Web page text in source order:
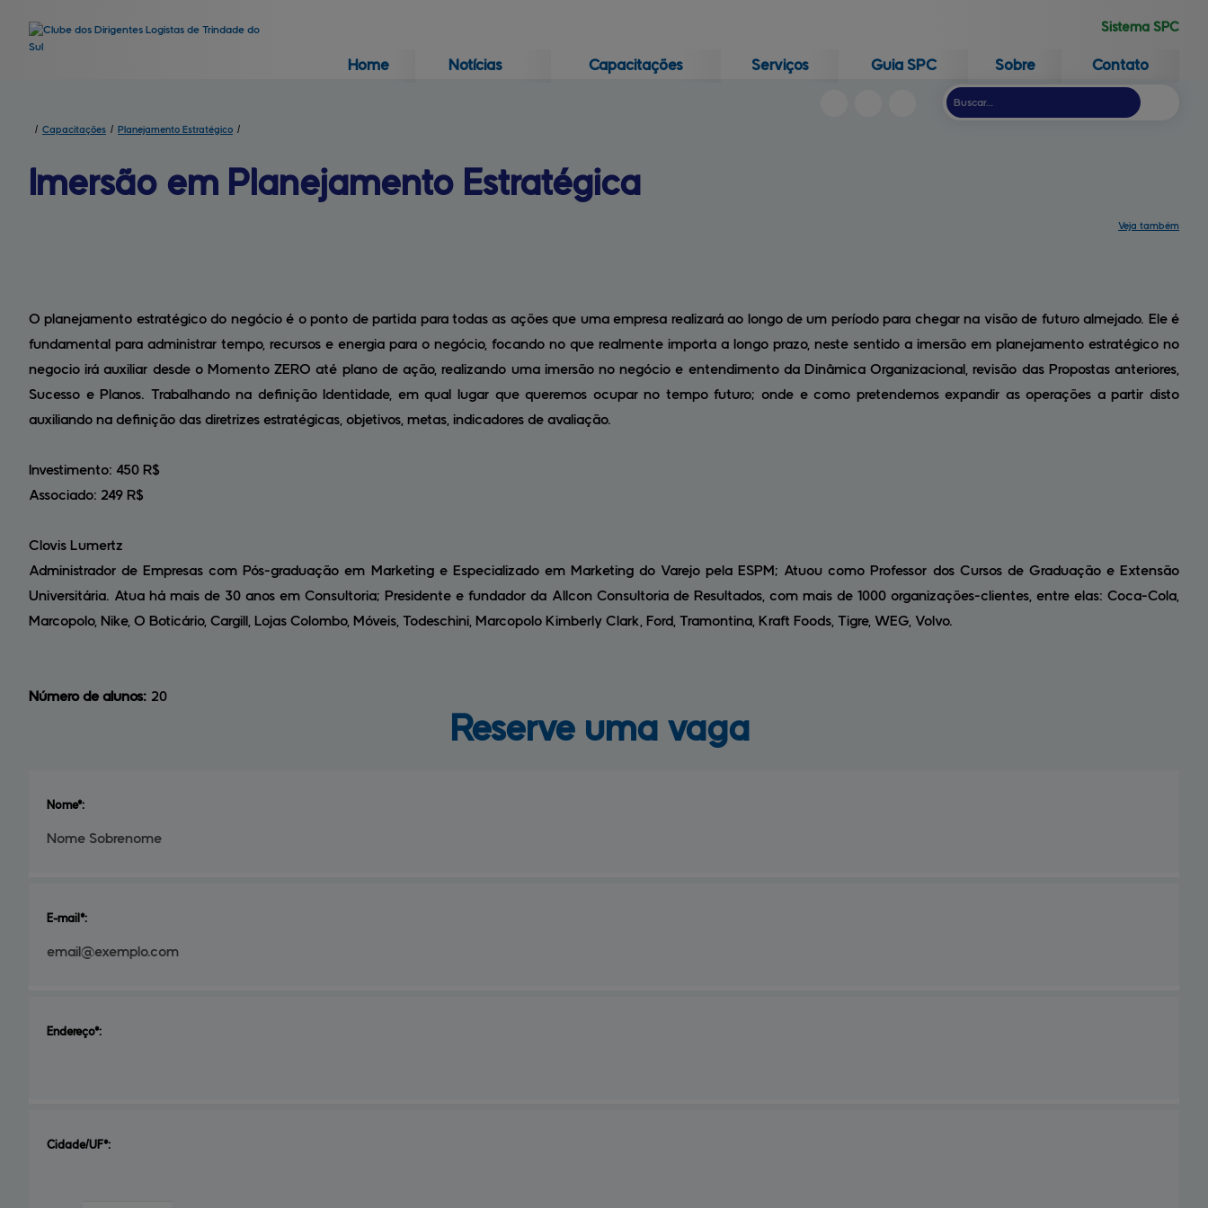
Home Notícias Capacitações Serviços Guia SPC Sobre Contato
Sistema SPC
/ Capacitações / Planejamento Estratégico /
Imersão em Planejamento Estratégica
Veja também
O planejamento estratégico do negócio é o ponto de partida para todas as ações que uma empresa realizará ao longo de um período para chegar na visão de futuro almejado. Ele é
fundamental para administrar tempo, recursos e energia para o negócio, focando no que realmente importa a longo prazo, neste sentido a imersão em planejamento estratégico no
negocio irá auxiliar desde o Momento ZERO até plano de ação, realizando uma imersão no negócio e entendimento da Dinâmica Organizacional, revisão das Propostas anteriores,
Sucesso e Planos. Trabalhando na definição Identidade, em qual lugar que queremos ocupar no tempo futuro; onde e como pretendemos expandir as operações a partir disto
auxiliando na definição das diretrizes estratégicas, objetivos, metas, indicadores de avaliação.
Investimento: 450 R$
Associado: 249 R$
Clovis Lumertz
Administrador de Empresas com Pós-graduação em Marketing e Especializado em Marketing do Varejo pela ESPM; Atuou como Professor dos Cursos de Graduação e Extensão
Universitária. Atua há mais de 30 anos em Consultoria; Presidente e fundador da Allcon Consultoria de Resultados, com mais de 1000 organizações-clientes, entre elas: Coca-Cola,
Marcopolo, Nike, O Boticário, Cargill, Lojas Colombo, Móveis, Todeschini, Marcopolo Kimberly Clark, Ford, Tramontina, Kraft Foods, Tigre, WEG, Volvo.
Número de alunos: 20
Reserve uma vaga
Nome*:
E-mail*:
Endereço*:
Cidade/UF*: